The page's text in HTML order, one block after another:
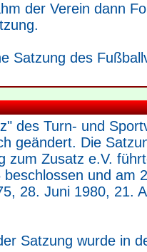
der Verein dann
Satzung des
des Turn- und
geändert. Die
zum Zusatz e.V.
und am
28. Juni 1980, 21.
Satzung wurde in